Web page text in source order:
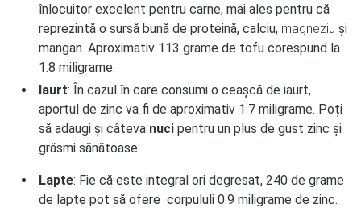
înlocuitor excelent pentru carne, mai ales pentru că
reprezintă o sursă bună de proteină, calciu, magneziu și
mangan. Aproximativ 113 grame de tofu corespund la
1.8 miligrame.
Iaurt: În cazul în care consumi o ceașcă de iaurt,
aportul de zinc va fi de aproximativ 1.7 miligrame. Poți
să adaugi și câteva nuci pentru un plus de gust zinc și
grăsmi sănătoase.
Lapte: Fie că este integral ori degresat, 240 de grame
de lapte pot să ofere corpululi 0.9 miligrame de zinc.